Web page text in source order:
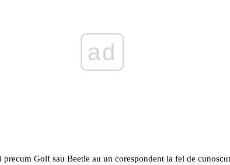
ad
Golf sau Beetle au un corespondent la fel de